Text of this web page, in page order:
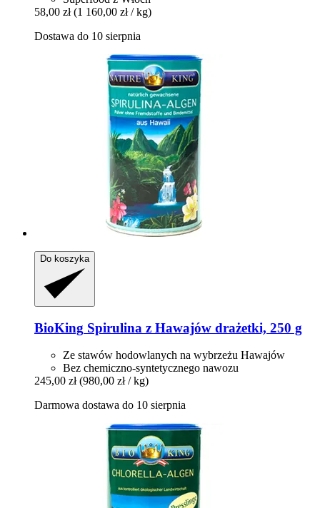
58,00 zł (1 160,00 zł / kg)
Dostawa do 10 sierpnia
Do koszyka
BioKing Spirulina z Hawajów drażetki, 250 g
Ze stawów hodowlanych na wybrzeżu Hawajów
Bez chemiczno-syntetycznego nawozu
245,00 zł (980,00 zł / kg)
Darmowa dostawa do 10 sierpnia